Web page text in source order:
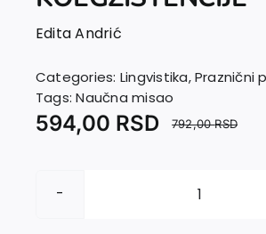
Contact
Edita Andrić
Categories: Lingvistika,Praznični
Tags:Naučna misao
792,00RSD
594,00 RSD
U